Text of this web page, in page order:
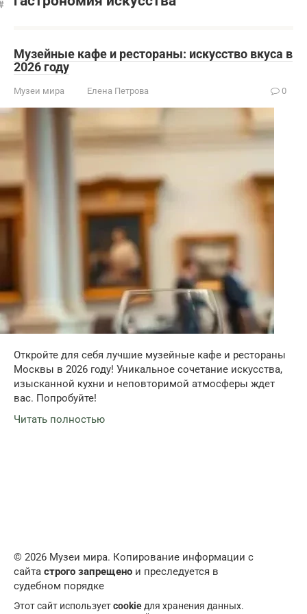
Музейные кафе и рестораны: искусство вкуса в
2026 году
Музеи мира Елена Петрова 0
Откройте для себя лучшие музейные кафе и рестораны
Москвы в 2026 году! Уникальное сочетание искусства,
изысканной кухни и неповторимой атмосферы ждет
вас. Попробуйте!
Читать полностью
© 2026 Музеи мира. Копирование информации с
сайта строго запрещено и преследуется в
судебном порядке
Этот сайт используетcookie для хранения данных.